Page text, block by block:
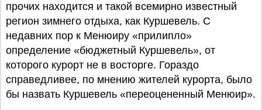
прочих находится и такой всемирно известный
регион зимнего отдыха, как Куршевель. С
недавних пор к Менюиру «прилипло»
определение «бюджетный Куршевель», от
которого курорт не в восторге. Гораздо
справедливее, по мнению жителей курорта, было
бы назвать Куршевель «переоцененный Менюир».